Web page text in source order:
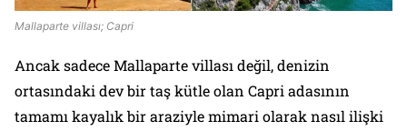
Mallaparte villası; Capri
Ancak sadece Mallaparte villası değil, denizin
ortasındaki dev bir taş kütle olan Capri adasının
tamamı kayalık bir araziyle mimari olarak nasıl ilişki